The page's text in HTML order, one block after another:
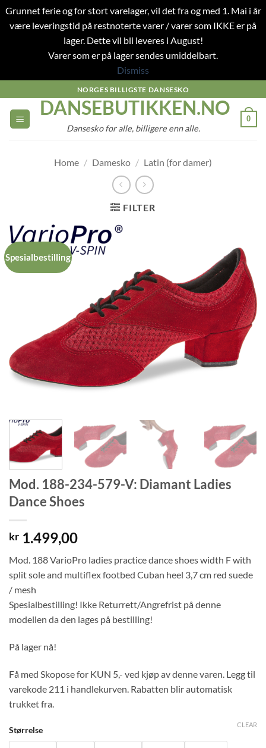
Grunnet ferie og for stort varelager, vil det fra og med 1. Mai i år
være leveringstid på restnoterte varer / varer som IKKE er på
lager. Dette vil bli leveres i August!
Varer som er på lager sendes umiddelbart.
Dismiss
to
content
NORGES BILLIGSTE DANSESKO
DANSEBUTIKKEN.NO
Dansesko for alle, billigere enn alle.
0
Home / Damesko / Latin (for damer)
FILTER
Spesialbestilling
Mod. 188-234-579-V: Diamant Ladies
Dance Shoes
kr 1.499,00
Mod. 188 VarioPro ladies practice dance shoes width F with
split sole and multiflex footbed Cuban heel 3,7 cm red suede
/ mesh
Spesialbestilling! Ikke Returrett/Angrefrist på denne
modellen da den lages på bestilling!
På lager nå!
Få med Skopose for KUN 5,- ved kjøp av denne varen. Legg til
varekode 211 i handlekurven. Rabatten blir automatisk
trukket fra.
Størrelse
CLEAR